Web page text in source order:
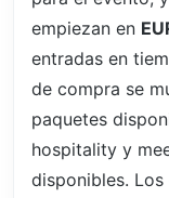
empiezan en
entradas en
de compra se
paquetes
hospitality y
disponibles.